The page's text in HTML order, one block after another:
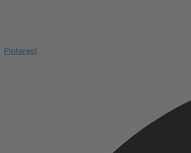
Pinterest